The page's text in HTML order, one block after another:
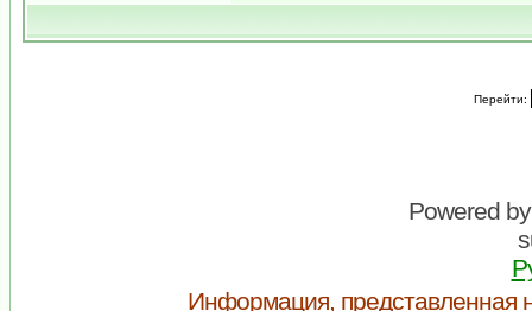
Перейти:
Powered
Информация, представленная